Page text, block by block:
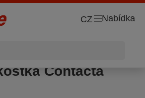
Nabídka
CZ
Contacta